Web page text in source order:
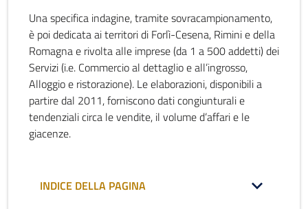
Una specifica indagine, tramite sovracampionamento,
è poi dedicata ai territori di Forlì-Cesena, Rimini e della
Romagna e rivolta alle imprese (da 1 a 500 addetti) dei
Servizi (i.e. Commercio al dettaglio e all’ingrosso,
Alloggio e ristorazione). Le elaborazioni, disponibili a
partire dal 2011, forniscono dati congiunturali e
tendenziali circa le vendite, il volume d’affari e le
giacenze.
INDICE DELLA PAGINA